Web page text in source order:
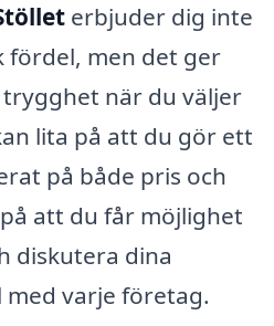
erbjuder dig inte
fördel, men det ger
trygghet när du väljer
lita på att du gör ett
på både pris och
att du får möjlighet
diskutera dina
med varje företag.